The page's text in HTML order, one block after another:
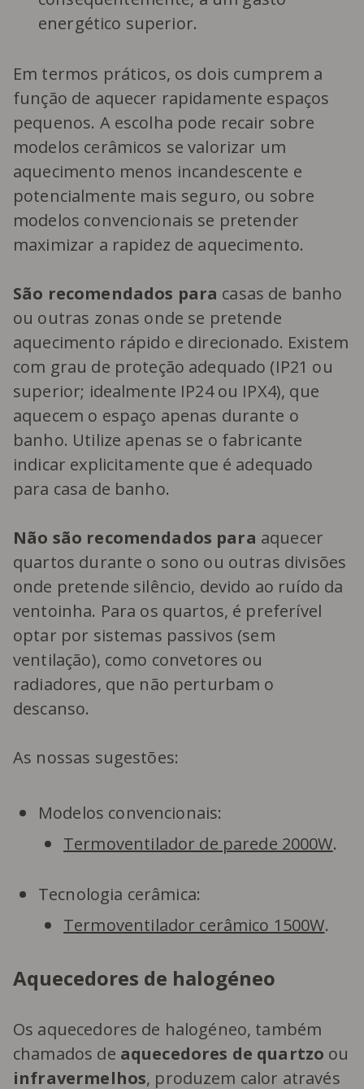
energético superior.
Em termos práticos, os dois cumprem a
função de aquecer rapidamente espaços
pequenos. A escolha pode recair sobre
modelos cerâmicos se valorizar um
aquecimento menos incandescente e
potencialmente mais seguro, ou sobre
modelos convencionais se pretender
maximizar a rapidez de aquecimento.
São recomendados para casas de banho
ou outras zonas onde se pretende
aquecimento rápido e direcionado. Existem
com grau de proteção adequado (IP21 ou
superior; idealmente IP24 ou IPX4), que
aquecem o espaço apenas durante o
banho. Utilize apenas se o fabricante
indicar explicitamente que é adequado
para casa de banho.
Não são recomendados para aquecer
quartos durante o sono ou outras divisões
onde pretende silêncio, devido ao ruído da
ventoinha. Para os quartos, é preferível
optar por sistemas passivos (sem
ventilação), como convetores ou
radiadores, que não perturbam o
descanso.
As nossas sugestões:
Modelos convencionais:
Termoventilador de parede 2000W.
Tecnologia cerâmica:
Termoventilador cerâmico 1500W.
Aquecedores de halogéneo
Os aquecedores de halogéneo, também
chamados de aquecedores de quartzo ou
infravermelhos, produzem calor através